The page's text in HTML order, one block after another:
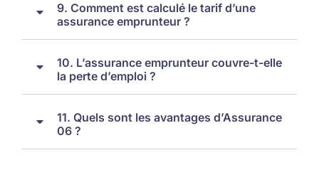
9. Comment est calculé le tarif d’une
assurance emprunteur ?
10. L’assurance emprunteur couvre-t-elle
la perte d’emploi ?
11. Quels sont les avantages d’Assurance
06 ?